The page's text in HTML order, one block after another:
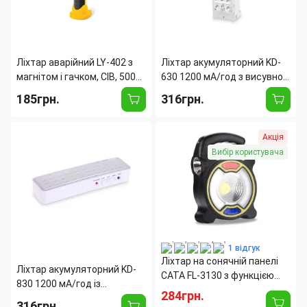
Ліхтар аварійний LY-402 з
магнітом і гачком, СІВ, 500
185грн.
Ліхтар акумуляторний KD-
630 1200 мА/год з висувною
316грн.
Тип лампы:Светодиодная
Время работы:8 час
Тип диода: LED
Тип фонаря:
Подвесной
Ліхтар акумуляторний KD-
830 1200 мА/год із
Акція
Вибір користувача
1 відгук
Ліхтар на сонячній панелі
CATA FL-3130 з функцією
PowerBank
284грн.